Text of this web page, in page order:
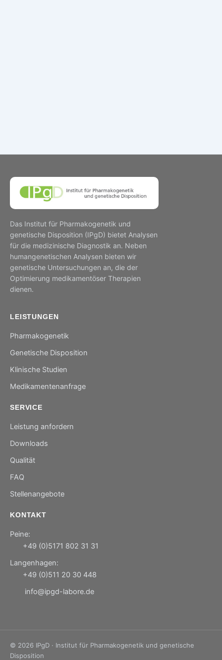
Das Institut für Pharmakogenetik und
genetische Disposition (IPgD) bietet Analysen
für die medizinische Diagnostik an. Neben
humangenetischen Analysen bieten wir
genetische Untersuchungen an, die der
Optimierung medikamentöser Therapien
dienen.
LEISTUNGEN
Pharmakogenetik
Genetische Disposition
Klinische Studien
Medikamentenanfrage
SERVICE
Leistung anfordern
Downloads
Qualität
FAQ
Stellenangebote
KONTAKT
Peine:
+49 (0)5171 802 31 31
Langenhagen:
+49 (0)511 20 30 448
info@ipgd-labore.de
© 2026 IPgD · Institut für Pharmakogenetik und genetische
Disposition